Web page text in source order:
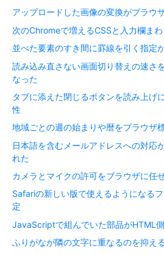
アップロードした画像の変換がブラウ
次のChromeで増えるCSSと入力欄ま
並べた要素のすき間に罫線を引く指定
読み込み直さない画面切り替えの速さ
なった
タブに添えた閉じるボタンを読み上げ
性
地域ごとの週の始まりや暦をブラウザ
日本語を含むメールアドレスへの対応
れた
カメラとマイクの許可をブラウザに任
Safariの新しい版で使えるようになる
定
JavaScriptで組んでいた部品がHTML
ふりがなが隣の文字に重なるのを抑え